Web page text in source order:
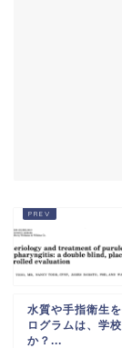
水質や手指衛生
ログラムは、学
か？...